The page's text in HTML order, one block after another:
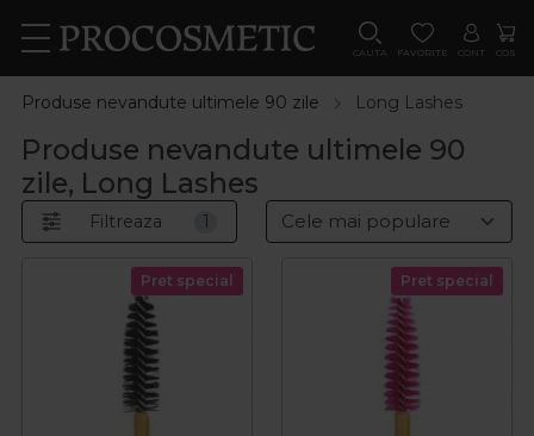
CAUTA FAVORITE CONT COS
Produse nevandute ultimele 90 zile Long Lashes
Produse nevandute ultimele 90
zile, Long Lashes
Filtreaza 1
Pret special Pret special